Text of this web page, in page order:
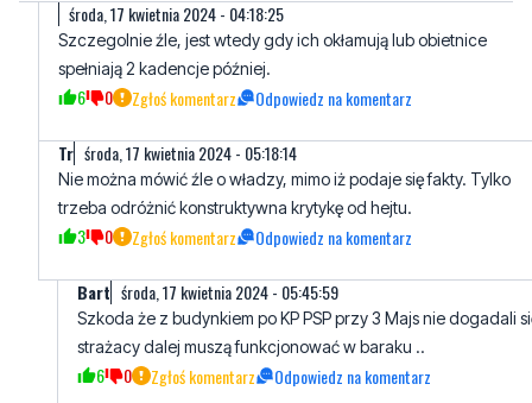
środa, 17 kwietnia 2024 - 04:18:25
Szczegolnie źle, jest wtedy gdy ich okłamują lub obietnice
spełniają 2 kadencje później.
6 0 Zgłoś komentarz Odpowiedz na komentarz
Tr środa, 17 kwietnia 2024 - 05:18:14
Nie można mówić źle o władzy, mimo iż podaje się fakty. Tylko
trzeba odróżnić konstruktywna krytykę od hejtu.
3 0 Zgłoś komentarz Odpowiedz na komentarz
Bart środa, 17 kwietnia 2024 - 05:45:59
Szkoda że z budynkiem po KP PSP przy 3 Majs nie dogadali
strażacy dalej muszą funkcjonować w baraku ..
6 0 Zgłoś komentarz Odpowiedz na komentarz